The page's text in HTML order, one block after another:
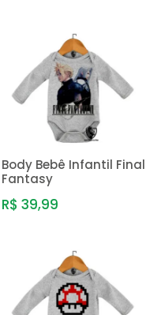
Body Bebê Infantil Final
Fantasy
R$ 39,99